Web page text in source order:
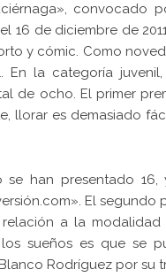
convocado
16 de diciembre de
y cómic. Como
En la categoría
de ocho. El primer
llorar es demasiado
han presentado 16,
El
a la
sueños es que se
Rodríguez por su